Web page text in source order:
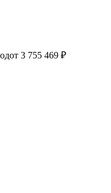
от 3 755 469 ₽